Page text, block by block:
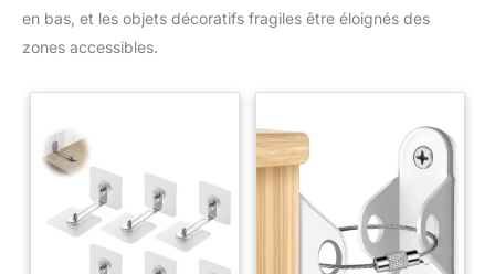
en bas, et les objets décoratifs fragiles être éloignés des
zones accessibles.